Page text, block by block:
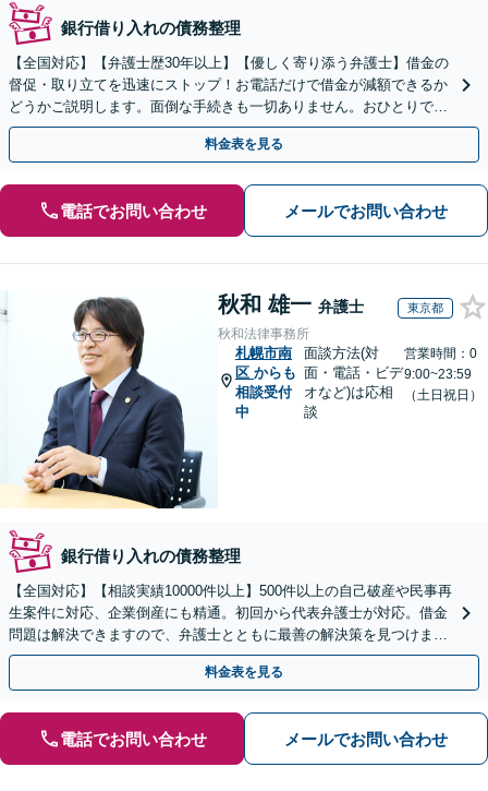
銀行借り入れの債務整理
【全国対応】【弁護士歴30年以上】【優しく寄り添う弁護士】借金の
督促・取り立てを迅速にストップ！お電話だけで借金が減額できるか
どうかご説明します。面倒な手続きも一切ありません。おひとりで悩
まず、お気軽にご相談ください。【電話相談可】
料金表を見る
電話でお問い合わせ メールでお問い合わせ
秋和 雄一 弁護士 東京都
秋和法律事務所
札幌市南
区 からも
相談受付
中
面談方法(対
面・電話・ビデ
オなど)は応相
談
営業時間：0
9:00~23:59
（土日祝日）
銀行借り入れの債務整理
【全国対応】【相談実績10000件以上】500件以上の自己破産や民事再
生案件に対応、企業倒産にも精通。初回から代表弁護士が対応。借金
問題は解決できますので、弁護士とともに最善の解決策を見つけまし
ょう【初回相談無料】【法テラス利用可】
料金表を見る
電話でお問い合わせ メールでお問い合わせ